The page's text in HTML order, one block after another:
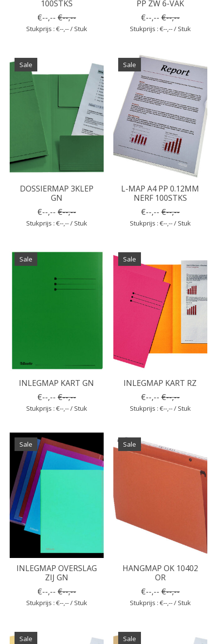
100STKS
€--,-- €--,--
Stukprijs : €--,-- / Stuk
PP ZW 6-VAK
€--,-- €--,--
Stukprijs : €--,-- / Stuk
Sale
DOSSIERMAP 3KLEP
GN
€--,-- €--,--
Stukprijs : €--,-- / Stuk
Sale
L-MAP A4 PP 0.12MM
NERF 100STKS
€--,-- €--,--
Stukprijs : €--,-- / Stuk
Sale
INLEGMAP KART GN
€--,-- €--,--
Stukprijs : €--,-- / Stuk
Sale
INLEGMAP KART RZ
€--,-- €--,--
Stukprijs : €--,-- / Stuk
Sale
INLEGMAP OVERSLAG
ZIJ GN
€--,-- €--,--
Stukprijs : €--,-- / Stuk
Sale
HANGMAP OK 10402
OR
€--,-- €--,--
Stukprijs : €--,-- / Stuk
Sale Sale